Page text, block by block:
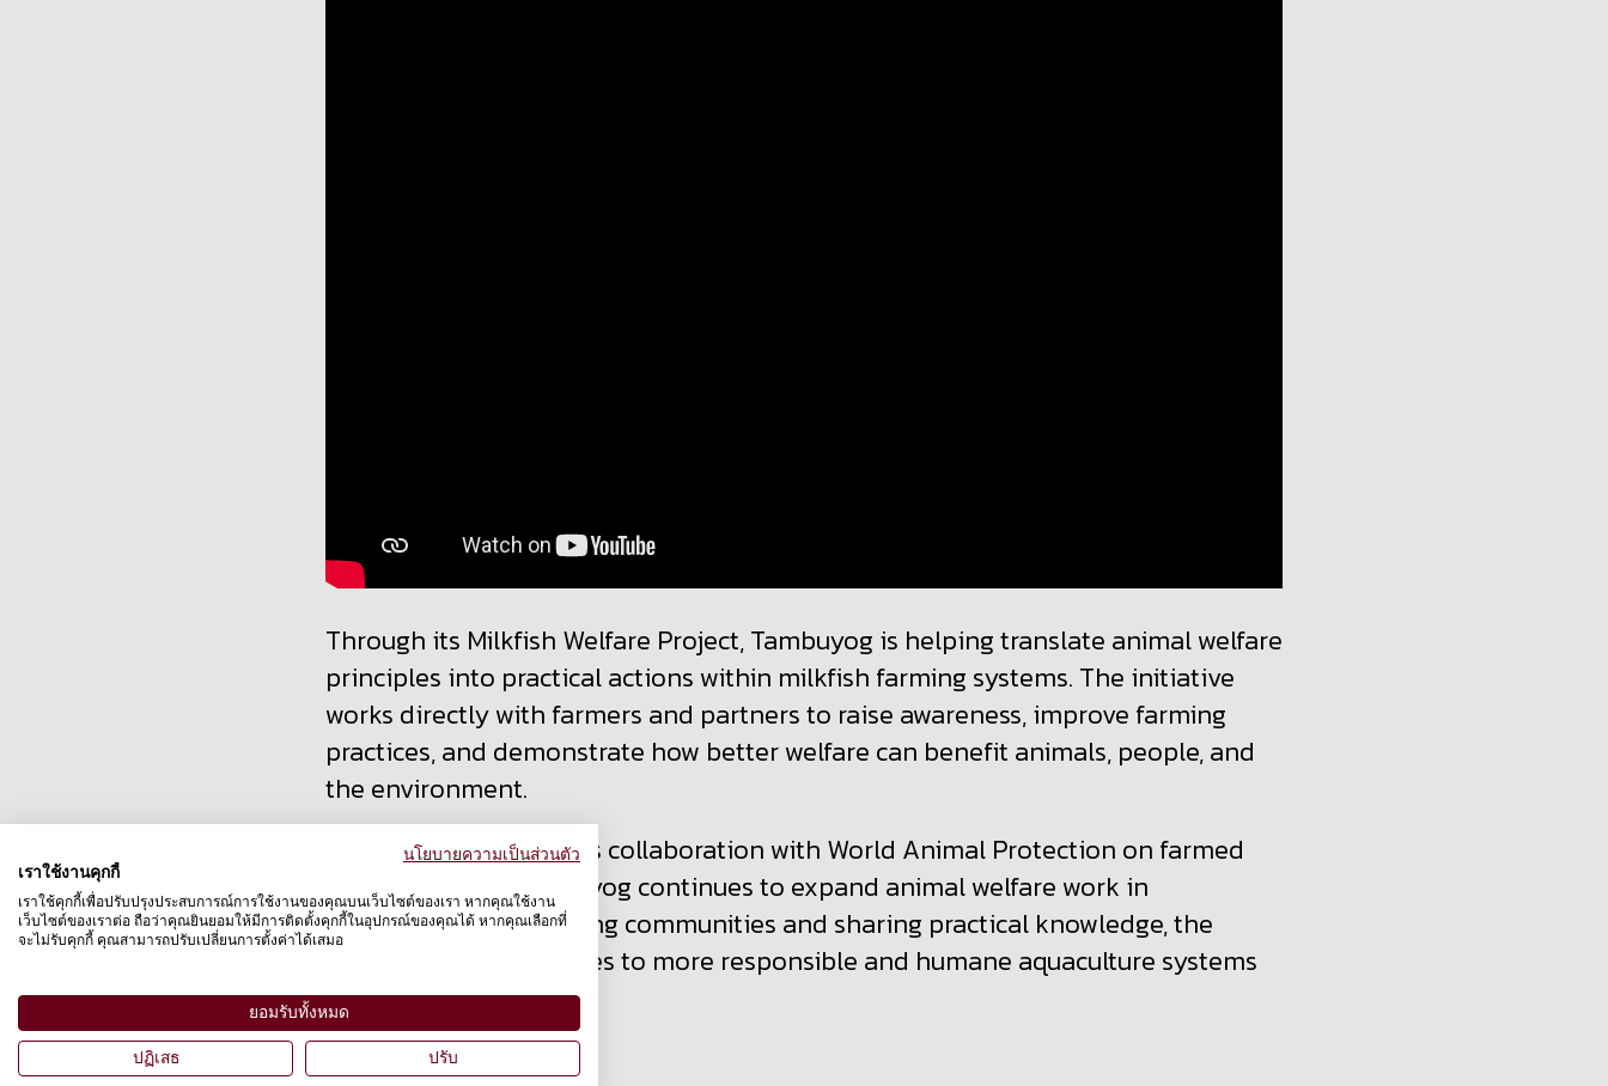
Through its Milkfish Welfare Project, Tambuyog is helping translate animal welfare
principles into practical actions within milkfish farming systems. The initiative
works directly with farmers and partners to raise awareness, improve farming
practices, and demonstrate how better welfare can benefit animals, people, and
the environment.
Building on its previous collaboration with World Animal Protection on farmed
shrimp welfare, Tambuyog continues to expand animal welfare work in
aquaculture. By engaging communities and sharing practical knowledge, the
organization contributes to more responsible and humane aquaculture systems
in the Philippines.
นโยบายความเป็นส่วนตัว
เราใช้งานคุกกี้
เราใช้คุกกี้เพื่อปรับปรุงประสบการณ์การใช้งานของคุณบนเว็บไซต์ของเรา หากคุณใช้งาน
เว็บไซต์ของเราต่อ ถือว่าคุณยินยอมให้มีการติดตั้งคุกกี้ในอุปกรณ์ของคุณได้ หากคุณเลือกที่
จะไม่รับคุกกี้ คุณสามารถปรับเปลี่ยนการตั้งค่าได้เสมอ
ยอมรับทั้งหมด
ปฏิเสธ ปรับ